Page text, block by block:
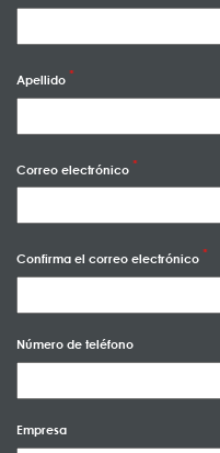
Apellido
Correo electrónico
Confirma el correo electrónico
Número de teléfono
Empresa